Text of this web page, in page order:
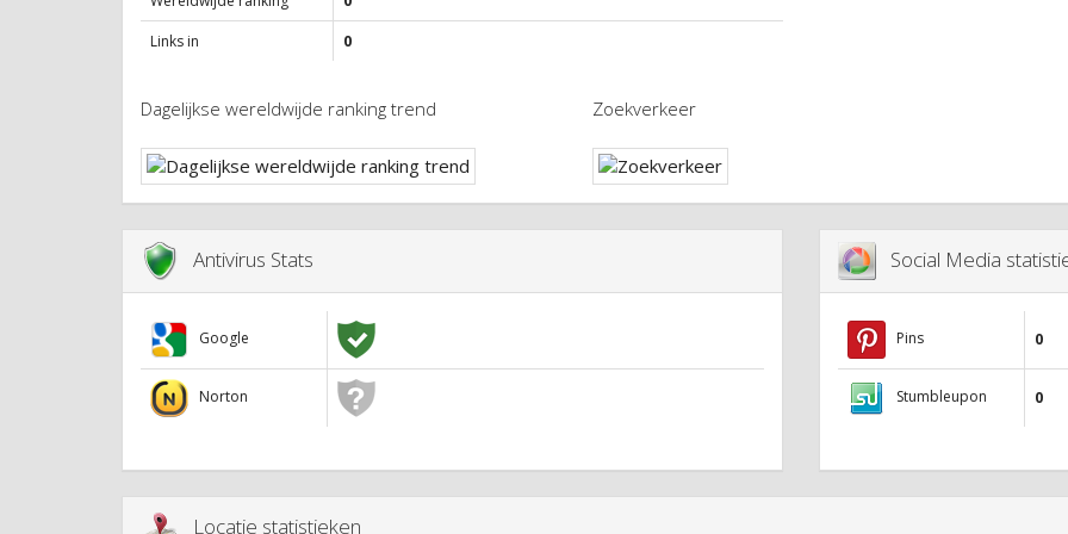
Links in
0
Dagelijkse wereldwijde ranking trend Zoekverkeer
Antivirus Stats
Google
Norton
Social Media
Pins 0
Stumbleupon 0
Locatie statistieken